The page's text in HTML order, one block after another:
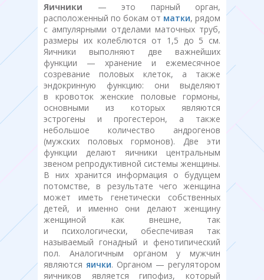
Яичники — это парный орган,
расположенный по бокам от матки, рядом
с ампулярными отделами маточных труб,
размеры их колеблются от 1,5 до 5 см.
Яичники выполняют две важнейших
функции — хранение и ежемесячное
созревание половых клеток, а также
эндокринную функцию: они выделяют
в кровоток женские половые гормоны,
основными из которых являются
эстрогены и прогестерон, а также
небольшое количество андрогенов
(мужских половых гормонов). Две эти
функции делают яичники центральным
звеном репродуктивной системы женщины.
В них хранится информация о будущем
потомстве, в результате чего женщина
может иметь генетически собственных
детей, и именно они делают женщину
женщиной как внешне, так
и психологически, обеспечивая так
называемый гонадный и фенотипический
пол. Аналогичным органом у мужчин
являются яички. Органом — регулятором
яичников является гипофиз, который